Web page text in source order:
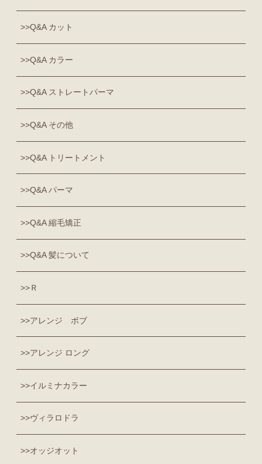
Q&A カット
Q&A カラー
Q&A ストレートパーマ
Q&A その他
Q&A トリートメント
Q&A パーマ
Q&A 縮毛矯正
Q&A 髪について
Ｒ
アレンジ ボブ
アレンジ ロング
イルミナカラー
ヴィラロドラ
オッジオット